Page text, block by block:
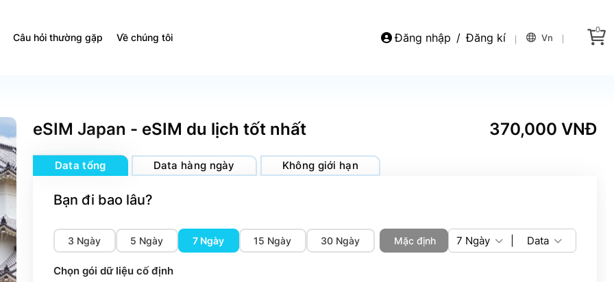
Câu hỏi thường gặp Về chúng tôi Đăng nhập / Đăng kí Vn
0
eSIM Japan - eSIM du lịch tốt nhất 370,000 VNĐ
Data tổng Data hàng ngày Không giới hạn
Bạn đi bao lâu?
3 Ngày 5 Ngày 7 Ngày 15 Ngày 30 Ngày Mặc định 7 Ngày Data
Chọn gói dữ liệu cố định